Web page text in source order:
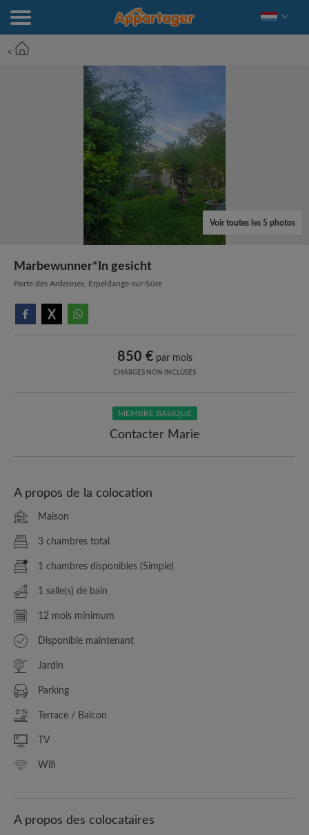
<
Voir toutes les 5 photos
Marbewunner*In gesicht
Porte des Ardennes, Erpeldange-sur-Sûre
850 € par mois
CHARGES NON INCLUSES
MEMBRE BASIQUE
Contacter Marie
A propos de la colocation
Maison
3 chambres total
1 chambres disponibles (Simple)
1 salle(s) de bain
12 mois minimum
Disponible maintenant
Jardin
Parking
Terrace / Balcon
TV
Wifi
A propos des colocataires